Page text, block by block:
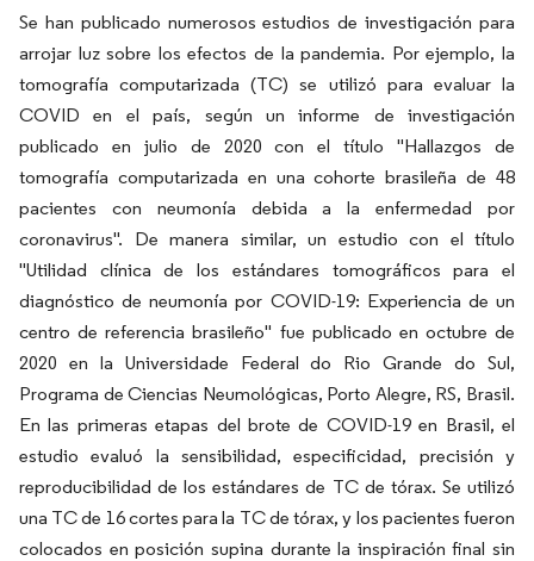
Se han publicado numerosos estudios de investigación para
arrojar luz sobre los efectos de la pandemia. Por ejemplo, la
tomografía computarizada (TC) se utilizó para evaluar la
COVID en el país, según un informe de investigación
publicado en julio de 2020 con el título "Hallazgos de
tomografía computarizada en una cohorte brasileña de 48
pacientes con neumonía debida a la enfermedad por
coronavirus". De manera similar, un estudio con el título
"Utilidad clínica de los estándares tomográficos para el
diagnóstico de neumonía por COVID-19: Experiencia de un
centro de referencia brasileño" fue publicado en octubre de
2020 en la Universidade Federal do Rio Grande do Sul,
Programa de Ciencias Neumológicas, Porto Alegre, RS, Brasil.
En las primeras etapas del brote de COVID-19 en Brasil, el
estudio evaluó la sensibilidad, especificidad, precisión y
reproducibilidad de los estándares de TC de tórax. Se utilizó
una TC de 16 cortes para la TC de tórax, y los pacientes fueron
colocados en posición supina durante la inspiración final sin